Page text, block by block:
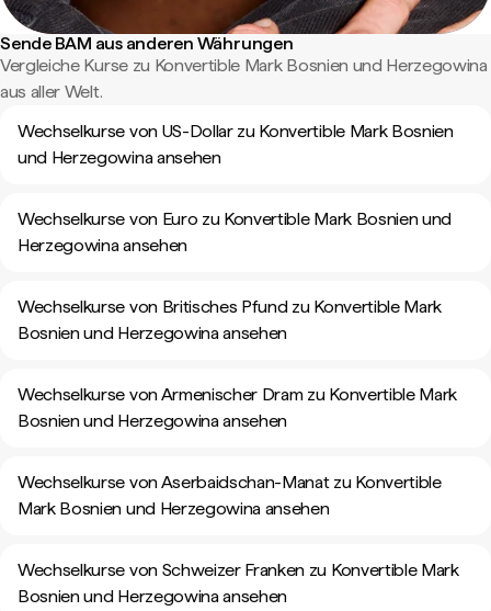
Sende BAM aus anderen Währungen
Vergleiche Kurse zu Konvertible Mark Bosnien und Herzegowina
aus aller Welt.
Wechselkurse von US-Dollar zu Konvertible Mark Bosnien
und Herzegowina ansehen
Wechselkurse von Euro zu Konvertible Mark Bosnien und
Herzegowina ansehen
Wechselkurse von Britisches Pfund zu Konvertible Mark
Bosnien und Herzegowina ansehen
Wechselkurse von Armenischer Dram zu Konvertible Mark
Bosnien und Herzegowina ansehen
Wechselkurse von Aserbaidschan-Manat zu Konvertible
Mark Bosnien und Herzegowina ansehen
Wechselkurse von Schweizer Franken zu Konvertible Mark
Bosnien und Herzegowina ansehen